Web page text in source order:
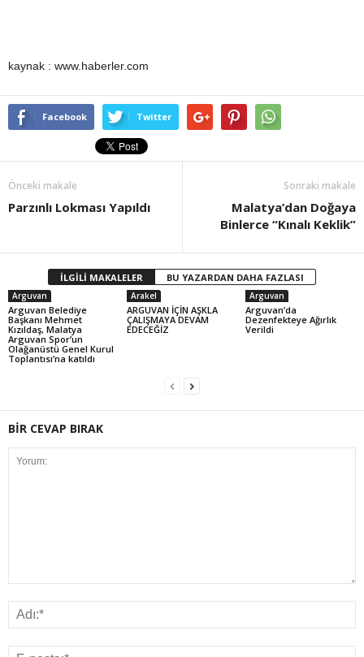
kaynak : www.haberler.com
Facebook Twitter
Önceki makale
Parzınlı Lokması Yapıldı
Sonraki makale
Malatya’dan Doğaya
Binlerce “Kınalı Keklik”
İLGİLİ MAKALELER BU YAZARDAN DAHA FAZLASI
Arguvan
Arguvan Belediye
Başkanı Mehmet
Kızıldaş, Malatya
Arguvan Spor’un
Olağanüstü Genel Kurul
Toplantısı’na katıldı
Arakel
ARGUVAN İÇİN AŞKLA
ÇALIŞMAYA DEVAM
EDECEĞİZ
Arguvan
Arguvan’da
Dezenfekteye Ağırlık
Verildi
BİR CEVAP BIRAK